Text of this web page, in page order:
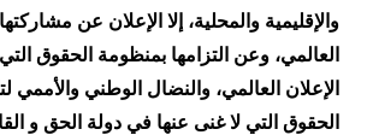
والإقليمية والمحلية، إلا الإعلان عن
العالمي، وعن التزامها بمنظومة الحقوق
الإعلان العالمي، والنضال الوطني والأممي
الحقوق التي لا غنى عنها في دولة الحق و